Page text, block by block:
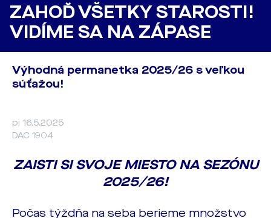
ZAHOĎ VŠETKY STAROSTI!
VIDÍME SA NA ZÁPASE
Výhodná permanetka 2025/26 s veľkou
súťažou!
pi 16.5.2025
DAC 1904
ZAISTI SI SVOJE MIESTO NA SEZÓNU
2025/26!
Počas týždňa na seba berieme množstvo